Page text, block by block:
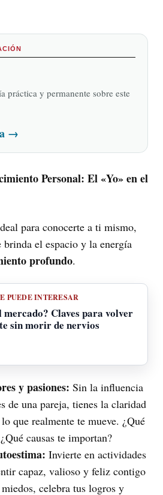
práctica y permanente sobre este
→
Personal: El «Yo» en el
para conocerte a ti mismo,
brinda el espacio y la energía
profundo.
PUEDE INTERESAR
mercado? Claves para volver
sin morir de nervios
y pasiones: Sin la influencia
de una pareja, tienes la claridad
que realmente te mueve. ¿Qué
causas te importan?
Invierte en actividades
capaz, valioso y feliz contigo
celebra tus logros y